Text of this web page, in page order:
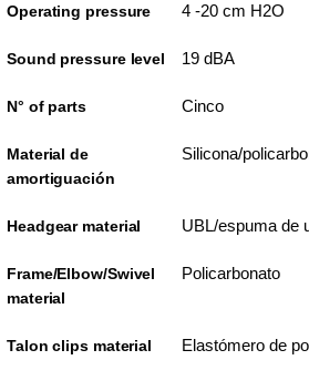
Operating pressure 4 -20 cm H2O
Sound pressure level 19 dBA
N° of parts Cinco
Material de
amortiguación
Silicona/
Headgear material UBL/espuma de
Frame/Elbow/Swivel
material
Policarbonato
Talon clips material Elastómero de